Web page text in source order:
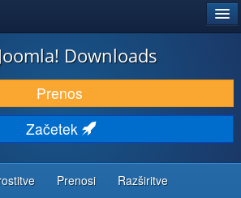
Joomla! Downloads
Prenos
Začetek
Prenosi Razširitve